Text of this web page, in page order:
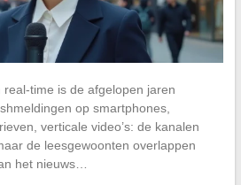
time is de afgelopen jaren
op smartphones,
verticale video’s: de kanalen
de leesgewoonten overlappen
het nieuws…